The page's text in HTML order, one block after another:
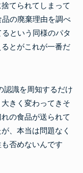
てられてしまって
の廃棄理由を調べ
という同様のパタ
とがこれが一番だ
認識を周知するだけ
きく変わってきそ
の食品が送られて
、本当は問題なく
否めないんです